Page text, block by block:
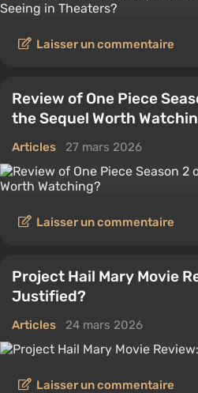
Laisser un commentaire
Review of One Piece
the Sequel Worth
Articles 27 mars 2026
Laisser un commentaire
Project Hail Mary Movie
Justified?
Articles 24 mars 2026
Laisser un commentaire